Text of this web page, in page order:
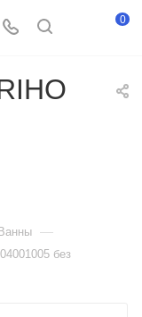
0
Ванны —
без